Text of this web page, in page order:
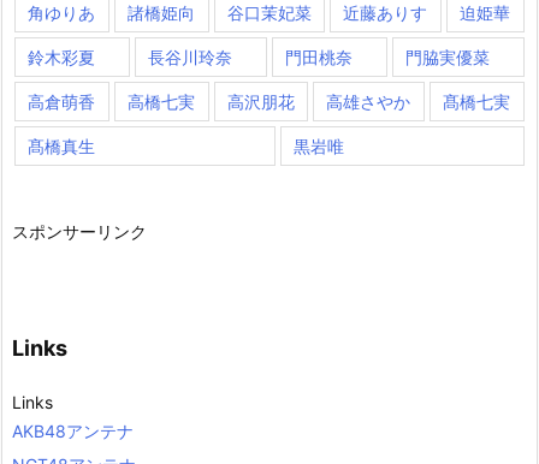
角ゆりあ 諸橋姫向 谷口茉妃菜 近藤ありす 迫姫華
鈴木彩夏 長谷川玲奈 門田桃奈 門脇実優菜
高倉萌香 高橋七実 高沢朋花 高雄さやか 髙橋七実
髙橋真生 黒岩唯
スポンサーリンク
Links
Links
AKB48アンテナ